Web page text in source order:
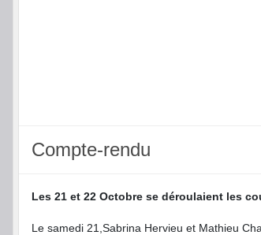
Compte-rendu
Les 21 et 22 Octobre se déroulaient les
Le samedi 21,Sabrina Hervieu et Mathieu